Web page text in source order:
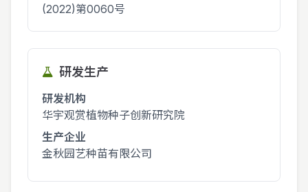
(2022)第0060号
研发生产
研发机构
华宇观赏植物种子创新研究院
生产企业
金秋园艺种苗有限公司